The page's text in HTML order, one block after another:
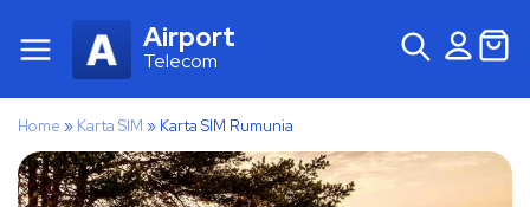
Airport
Telecom
Home » Karta SIM » Karta SIM Rumunia